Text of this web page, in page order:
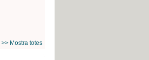
>> Mostra totes